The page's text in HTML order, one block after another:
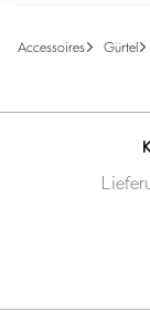
accessoires gürtel